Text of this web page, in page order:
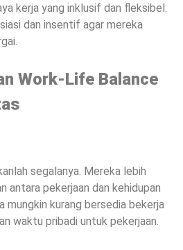
kerja yang inklusif dan fleksibel.
dan insentif agar mereka
Work-Life Balance
segalanya. Mereka lebih
antara pekerjaan dan kehidupan
mungkin kurang bersedia bekerja
waktu pribadi untuk pekerjaan.